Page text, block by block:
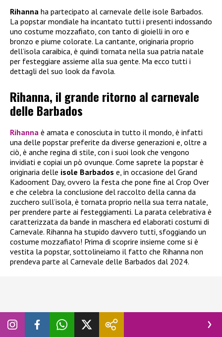
Rihanna ha partecipato al carnevale delle isole Barbados.
La popstar mondiale ha incantato tutti i presenti indossando
uno costume mozzafiato, con tanto di gioielli in oro e
bronzo e piume colorate. La cantante, originaria proprio
dell’isola caraibica, è quindi tornata nella sua patria natale
per festeggiare assieme alla sua gente. Ma ecco tutti i
dettagli del suo look da favola.
Rihanna, il grande ritorno al carnevale
delle Barbados
Rihanna è amata e conosciuta in tutto il mondo, è infatti
una delle popstar preferite da diverse generazioni e, oltre a
ciò, è anche regina di stile, con i suoi look che vengono
invidiati e copiai un pò ovunque. Come saprete la popstar è
originaria delle isole Barbados e, in occasione del Grand
Kadooment Day, ovvero la festa che pone fine al Crop Over
e che celebra la conclusione del raccolto della canna da
zucchero sull’isola, è tornata proprio nella sua terra natale,
per prendere parte ai festeggiamenti. La parata celebrativa è
caratterizzata da bande in maschera ed elaborati costumi di
Carnevale. Rihanna ha stupido davvero tutti, sfoggiando un
costume mozzafiato! Prima di scoprire insieme come si è
vestita la popstar, sottolineiamo il fatto che Rihanna non
prendeva parte al Carnevale delle Barbados dal 2024.